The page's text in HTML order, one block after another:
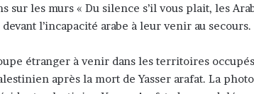
sur les murs « Du silence s’il vous plait, les
l’incapacité arabe à leur venir au secours.
étranger à venir dans les territoires
après la mort de Yasser arafat. La